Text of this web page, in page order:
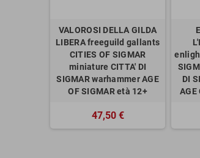
VALOROSI DELLA GILDA
LIBERA freeguild gallants
CITIES OF SIGMAR
miniature CITTA' DI
SIGMAR warhammer AGE
OF SIGMAR età 12+
47,50 €
DI
AGE